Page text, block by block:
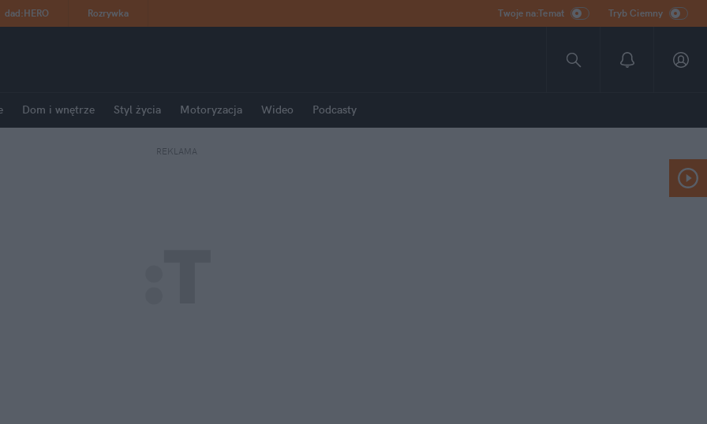
dad:HERO Rozrywka Twoje na:Temat Tryb Ciemny
Dom i wnętrze Styl życia Motoryzacja Wideo Podcasty
REKLAMA